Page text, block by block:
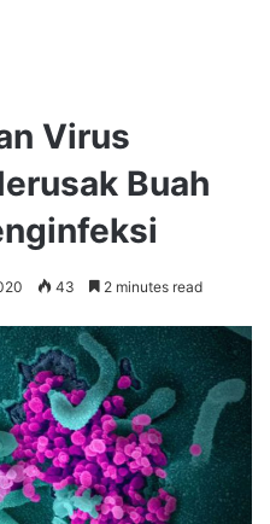
Virus
Buah
43 2 minutes read